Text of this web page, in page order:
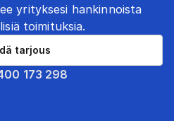
yrityksesi hankinnoista
toimituksia.
173 298
tarjous